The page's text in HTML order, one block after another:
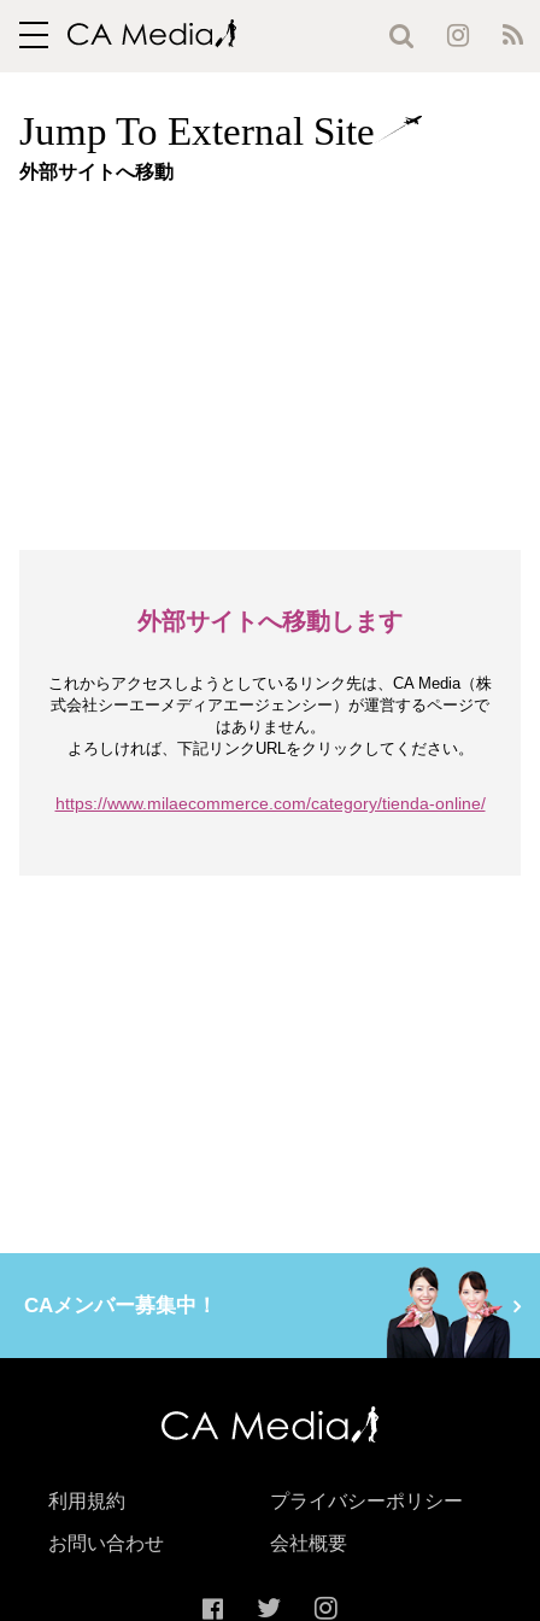
toggle
Jump To External Site
外部サイトへ移動
外部サイトへ移動します
これからアクセスしようとしているリンク先は、 CA Media（株
式会社シーエーメディアエージェンシー）が運営するページで
はありません。
よろしければ、下記リンクURLをクリックしてください。
https://www.milaecommerce.com/category/tienda-online/
CAメンバー募集中！
利用規約 プライバシーポリシー
お問い合わせ 会社概要